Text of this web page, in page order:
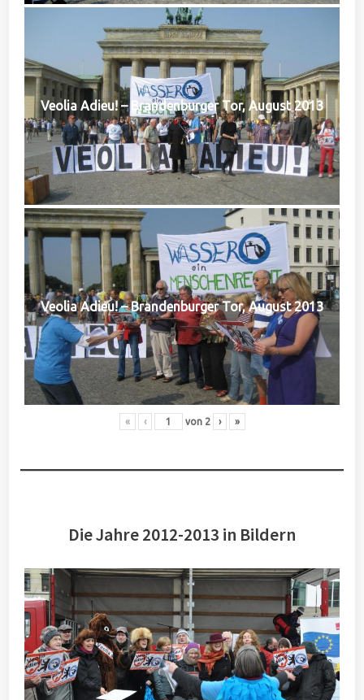
Veolia Adieu! – Brandenburger Tor, August 2013
Veolia Adieu! – Brandenburger Tor, August 2013
« ‹ von 2 › »
Die Jahre 2012-2013 in Bildern